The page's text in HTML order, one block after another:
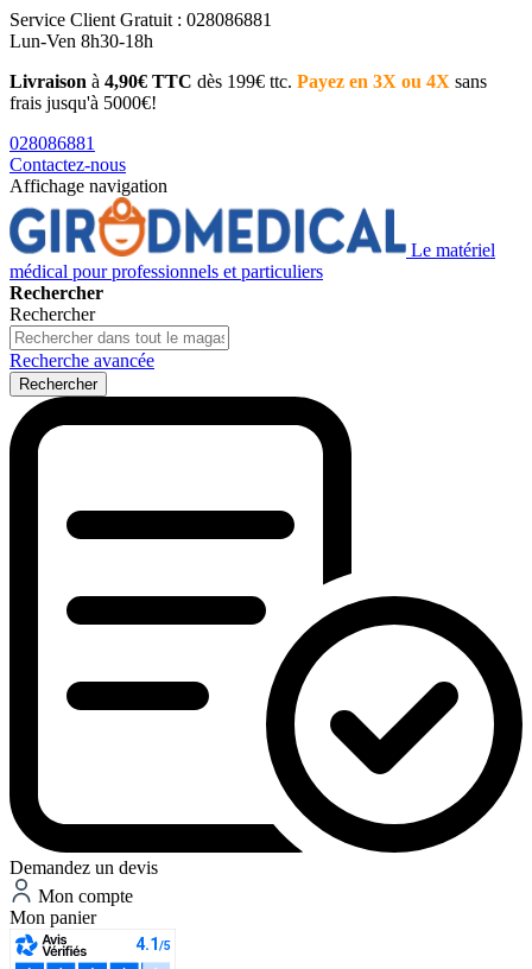
Service Client Gratuit : 028086881
Lun-Ven 8h30-18h
Livraison à 4,90€ TTC dès 199€ ttc. Payez en 3X ou 4X sans
frais jusqu'à 5000€!
028086881
Contactez-nous
Affichage navigation
Le matériel
médical pour professionnels et particuliers
Rechercher
Rechercher
Recherche avancée
Rechercher
Demandez un devis
Mon compte
Mon panier